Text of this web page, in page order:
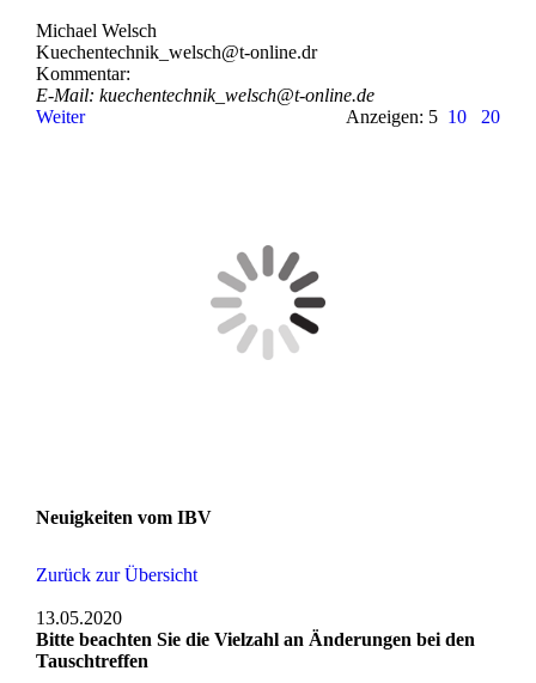
Michael Welsch
Kuechentechnik_­welsch@­t-­online.­dr
Kommentar:
E-Mail: kuechentechnik_­welsch@­t-­online.­de
Weiter
Anzeigen: 5 10 20
Neuigkeiten vom IBV
Zurück zur Übersicht
13.05.2020
Bitte beachten Sie die Vielzahl an Änderungen bei den
Tauschtreffen